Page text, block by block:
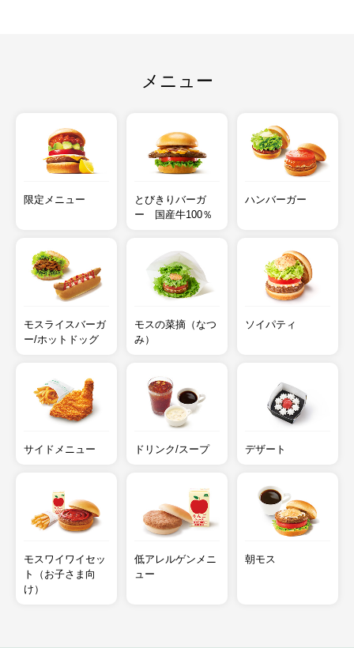
メニュー
限定メニュー
とびきりバーガ
ー 国産牛100％
ハンバーガー
モスライスバーガ
ー/ホットドッグ
モスの菜摘（なつ
み）
ソイパティ
サイドメニュー ドリンク/スープ デザート
モスワイワイセッ
ト（お子さま向
け）
低アレルゲンメニ
ュー
朝モス